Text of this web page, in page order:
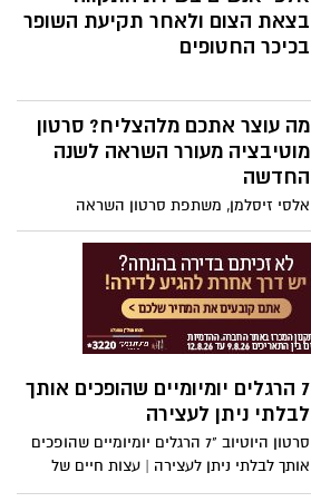
ותחושת-בטחון - במיוחד בכלכלה לא הוגנת -
בצאת הצום ולאחר תקיעת השופר
בכיכר החטופים
מה עוצר אתכם מלהצליח? סרטון
מוטיבציה מעורר השראה לשנה
החדשה
אלסי זיסלמן, משתפת סרטון השראה
7 הרגלים יומיומיים שהופכים אותך
לבלתי ניתן לעצירה
סרטון היוטיוב "7 הרגלים יומיומיים שהופכים
אותך לבלתי ניתן לעצירה | עצות חיים של
דנזל וושינגטון - Inspire Force" מתאר שבעה